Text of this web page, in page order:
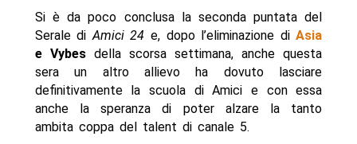
Si è da poco conclusa la seconda puntata del
Serale di Amici 24 e, dopo l’eliminazione di Asia
e Vybesdella scorsa settimana, anche questa
sera un altro allievo ha dovuto lasciare
definitivamente la scuola di Amici e con essa
anche la speranza di poter alzare la tanto
ambita coppa del talent di canale 5.